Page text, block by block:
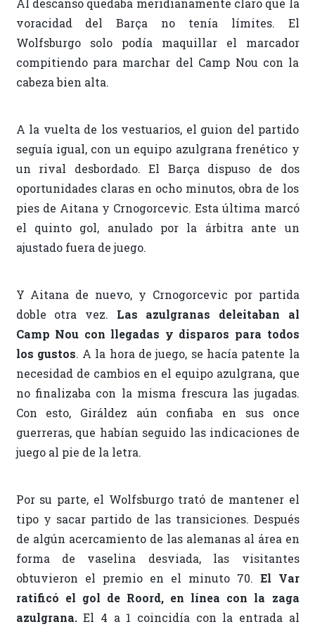
Al descanso quedaba meridianamente claro que la
voracidad del Barça no tenía límites. El
Wolfsburgo solo podía maquillar el marcador
compitiendo para marchar del Camp Nou con la
cabeza bien alta.
A la vuelta de los vestuarios, el guion del partido
seguía igual, con un equipo azulgrana frenético y
un rival desbordado. El Barça dispuso de dos
oportunidades claras en ocho minutos, obra de los
pies de Aitana y Crnogorcevic. Esta última marcó
el quinto gol, anulado por la árbitra ante un
ajustado fuera de juego.
Y Aitana de nuevo, y Crnogorcevic por partida
doble otra vez. Las azulgranas deleitaban al
Camp Nou con llegadas y disparos para todos
los gustos. A la hora de juego, se hacía patente la
necesidad de cambios en el equipo azulgrana, que
no finalizaba con la misma frescura las jugadas.
Con esto, Giráldez aún confiaba en sus once
guerreras, que habían seguido las indicaciones de
juego al pie de la letra.
Por su parte, el Wolfsburgo trató de mantener el
tipo y sacar partido de las transiciones. Después
de algún acercamiento de las alemanas al área en
forma de vaselina desviada, las visitantes
obtuvieron el premio en el minuto 70. El Var
ratificó el gol de Roord, en línea con la zaga
azulgrana.El 4 a 1 coincidía con la entrada al